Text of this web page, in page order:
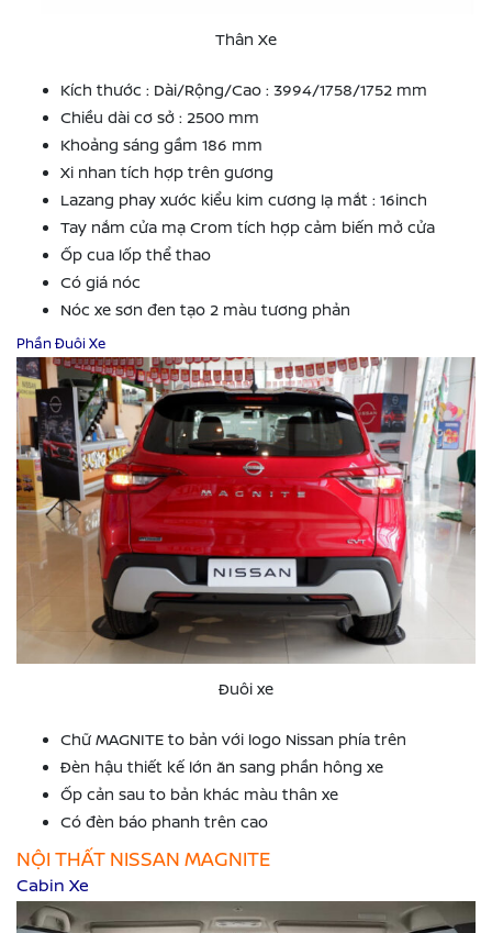
Thân Xe
Kích thước : Dài/Rộng/Cao : 3994/1758/1752 mm
Chiều dài cơ sở : 2500 mm
Khoảng sáng gầm 186 mm
Xi nhan tích hợp trên gương
Lazang phay xước kiểu kim cương lạ mắt : 16inch
Tay nắm cửa mạ Crom tích hợp cảm biến mở cửa
Ốp cua lốp thể thao
Có giá nóc
Nóc xe sơn đen tạo 2 màu tương phản
Phần Đuôi Xe
Đuôi xe
Chữ MAGNITE to bản với logo Nissan phía trên
Đèn hậu thiết kế lớn ăn sang phần hông xe
Ốp cản sau to bản khác màu thân xe
Có đèn báo phanh trên cao
NỘI THẤT NISSAN MAGNITE
Cabin Xe